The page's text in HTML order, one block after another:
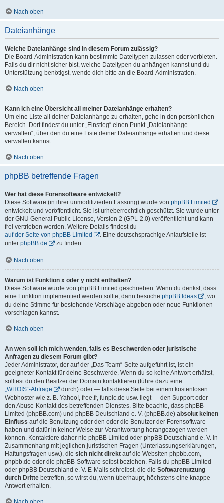
Nach oben
Dateianhänge
Welche Dateianhänge sind in diesem Forum zulässig?
Die Board-Administration kann bestimmte Dateitypen zulassen oder verbieten.
Falls du dir nicht sicher bist, welche Dateitypen du anhängen kannst und du
Unterstützung benötigst, wende dich bitte an die Board-Administration.
Nach oben
Kann ich eine Übersicht all meiner Dateianhänge erhalten?
Um eine Liste all deiner Dateianhänge zu erhalten, gehe in den persönlichen
Bereich. Dort findest du unter „Einstieg“ einen Punkt „Dateianhänge
verwalten“, über den du eine Liste deiner Dateianhänge erhalten und diese
verwalten kannst.
Nach oben
phpBB betreffende Fragen
Wer hat diese Forensoftware entwickelt?
Diese Software (in ihrer unmodifizierten Fassung) wurde von phpBB Limited
entwickelt und veröffentlicht. Sie ist urheberrechtlich geschützt. Sie wurde unter
der GNU General Public License, Version 2 (GPL-2.0) veröffentlicht und kann
frei vertrieben werden. Weitere Details findest du
auf der Seite von phpBB Limited
. Eine deutschsprachige Anlaufstelle ist
unter phpBB.de zu finden.
Nach oben
Warum ist Funktion x oder y nicht enthalten?
Diese Software wurde von phpBB Limited geschrieben. Wenn du denkst, dass
eine Funktion implementiert werden sollte, dann besuche phpBB Ideas
, wo
du deine Stimme für bestehende Vorschläge abgeben oder neue Funktionen
vorschlagen kannst.
Nach oben
An wen soll ich mich wenden, falls es Beschwerden oder juristische
Anfragen zu diesem Forum gibt?
Jeder Administrator, der auf der „Das Team“-Seite aufgeführt ist, ist ein
geeigneter Kontakt für deine Beschwerde. Wenn du so keine Antwort erhältst,
solltest du den Besitzer der Domain kontaktieren (führe dazu eine
„WHOIS“-Abfrage
durch) oder — falls diese Seite bei einem kostenlosen
Webhoster wie z. B. Yahoo!, free.fr, funpic.de usw. liegt — den Support oder
den Abuse-Kontakt des betreffenden Dienstes. Bitte beachte, dass phpBB
Limited (phpBB.com) und phpBB Deutschland e. V. (phpBB.de) absolut keinen
Einfluss auf die Benutzung oder den oder die Benutzer der Forensoftware
haben und dafür in keiner Weise zur Verantwortung herangezogen werden
können. Kontaktiere daher nie phpBB Limited oder phpBB Deutschland e. V. in
Zusammenhang mit jeglichen juristischen Fragen (Unterlassungserklärungen,
Haftungsfragen usw.), die sich nicht direkt auf die Websiten phpbb.com,
phpbb.de oder die phpBB-Software selbst beziehen. Falls du phpBB Limited
oder phpBB Deutschland e. V. E-Mails schreibst, die die Softwarenutzung
durch Dritte betreffen, so wirst du, wenn überhaupt, höchstens eine knappe
Antwort erhalten.